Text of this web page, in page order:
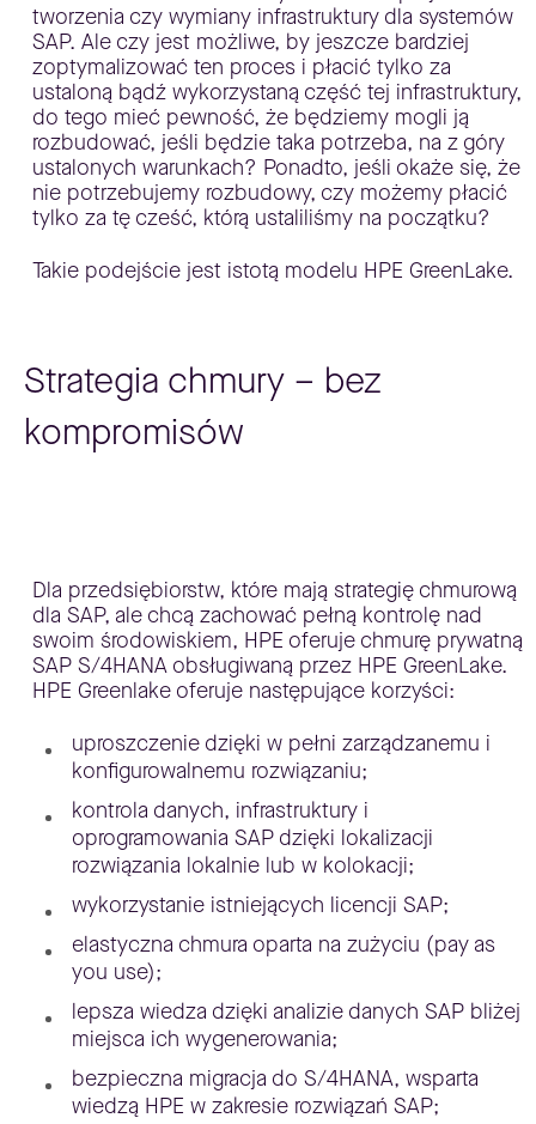
tworzenia czy wymiany infrastruktury dla systemów
SAP. Ale czy jest możliwe, by jeszcze bardziej
zoptymalizować ten proces i płacić tylko za
ustaloną bądź wykorzystaną część tej infrastruktury,
do tego mieć pewność, że będziemy mogli ją
rozbudować, jeśli będzie taka potrzeba, na z góry
ustalonych warunkach? Ponadto, jeśli okaże się, że
nie potrzebujemy rozbudowy, czy możemy płacić
tylko za tę cześć, którą ustaliliśmy na początku?
Takie podejście jest istotą modelu HPE GreenLake.
Strategia chmury – bez
kompromisów
Dla przedsiębiorstw, które mają strategię chmurową
dla SAP, ale chcą zachować pełną kontrolę nad
swoim środowiskiem, HPE oferuje chmurę prywatną
SAP S/4HANA obsługiwaną przez HPE GreenLake.
HPE Greenlake oferuje następujące korzyści:
uproszczenie dzięki w pełni zarządzanemu i
konfigurowalnemu rozwiązaniu;
kontrola danych, infrastruktury i
oprogramowania SAP dzięki lokalizacji
rozwiązania lokalnie lub w kolokacji;
wykorzystanie istniejących licencji SAP;
elastyczna chmura oparta na zużyciu (pay as
you use);
lepsza wiedza dzięki analizie danych SAP bliżej
miejsca ich wygenerowania;
bezpieczna migracja do S/4HANA, wsparta
wiedzą HPE w zakresie rozwiązań SAP;